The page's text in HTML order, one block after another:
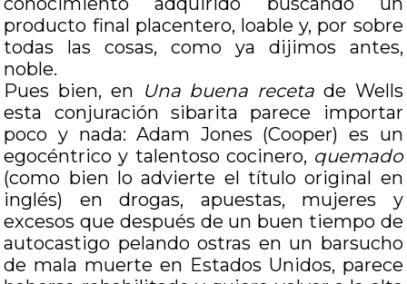
producto final placentero, loable y, por sobre
todas las cosas, como ya dijimos antes,
noble.
Pues bien, en Una buena receta de Wells
esta conjuración sibarita parece importar
poco y nada: Adam Jones (Cooper) es un
egocéntrico y talentoso cocinero, quemado
(como bien lo advierte el título original en
inglés) en drogas, apuestas, mujeres y
excesos que después de un buen tiempo de
autocastigo pelando ostras en un barsucho
de mala muerte en Estados Unidos, parece